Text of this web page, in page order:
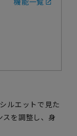
ルエットで見た
スを調整し、身